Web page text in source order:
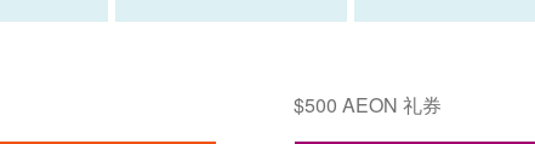
$500 AEON 礼券